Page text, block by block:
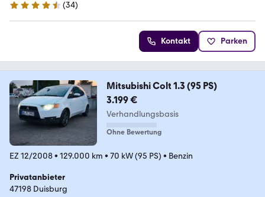
4.6 Sterne (34)
Kontakt Parken
Mitsubishi Colt 1.3 (95 PS)
3.199 €
Verhandlungsbasis
Ohne Bewertung
EZ 12/2008• 129.000 km • 70 kW (95 PS) • Benzin
Privatanbieter
47198 Duisburg